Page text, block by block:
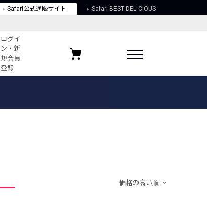
Safari公式通販サイト Safari BEST DELICIOUS
ログイ
ン・新
規会員
登録
お気に入りブランド
価格の高い順